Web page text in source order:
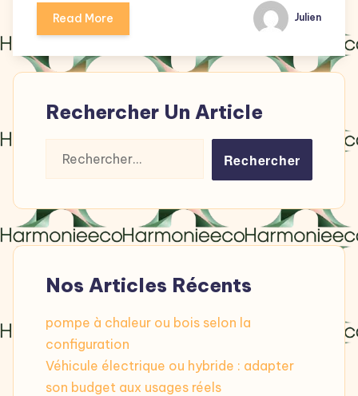
Read More Julien
Rechercher Un Article
Nos Articles Récents
pompe à chaleur ou bois selon la
configuration
Véhicule électrique ou hybride : adapter
son budget aux usages réels